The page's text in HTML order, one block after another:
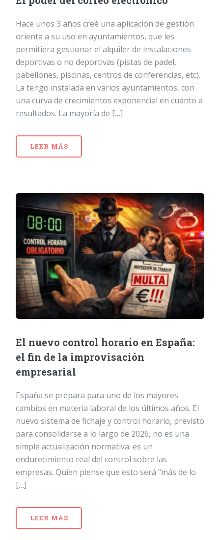
Hace unos 3 años creé una aplicación de gestión
orienta a su uso en ayuntamientos, que les
permitiera gestionar el alquiler de instalaciones
deportivas o no deportivas (pistas de padel,
pabellones, piscinas, centros de conferencias, etc).
La tengo instalada en varios ayuntamientos, con
una curva de crecimientos exponencial en cuanto a
resultados. La mayoría de […]
LEER MÁS
El nuevo control horario en España:
el fin de la improvisación
empresarial
España se prepara para uno de los mayores
cambios en materia laboral de los últimos años. El
nuevo sistema de fichaje y control horario, previsto
para consolidarse a lo largo de 2026, no es una
simple actualización normativa: es un
endurecimiento real del control sobre las
empresas. Quien piense que esto será “más de lo
[…]
LEER MÁS